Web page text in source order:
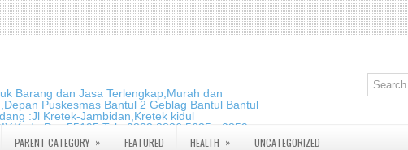
Barang dan Jasa Terlengkap,Murah dan
Puskesmas Bantul 2 Geblag Bantul Bantul
:Jl Kretek-Jambidan,Kretek kidul
Pos:55195 Telp:0823 2826 5635 - 0859
PARENT CATEGORY » FEATURED HEALTH » UNCATEGORIZED